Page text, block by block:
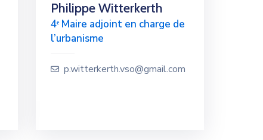
Philippe Witterkerth
4ᵉ Maire adjoint en charge de
l’urbanisme
p.witterkerth.vso@gmail.com